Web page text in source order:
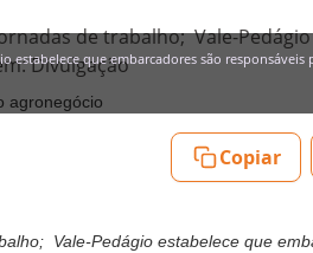
de trabalho; Vale-
Divulgação
estabelece que embarcadores são responsáveis
Copiar
Vale-Pedágio estabelece que